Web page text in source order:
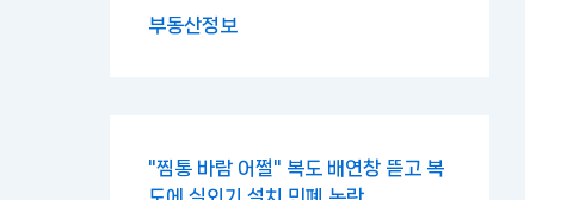
부동산정보
"찜통 바람 어쩔" 복도 배연창 뜯고 복